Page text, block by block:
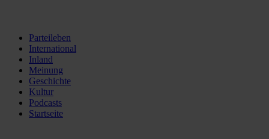
Parteileben
International
Inland
Meinung
Geschichte
Kultur
Podcasts
Startseite